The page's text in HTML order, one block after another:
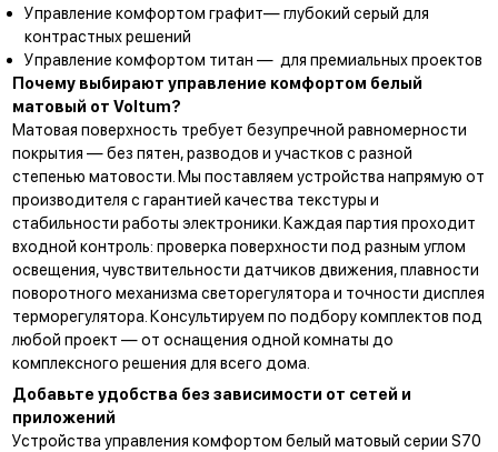
Управление комфортом графит— глубокий серый для
контрастных решений
Управление комфортом титан — для премиальных проектов
Почему выбирают управление комфортом белый
матовый от Voltum?
Матовая поверхность требует безупречной равномерности
покрытия — без пятен, разводов и участков с разной
степенью матовости. Мы поставляем устройства напрямую от
производителя с гарантией качества текстуры и
стабильности работы электроники. Каждая партия проходит
входной контроль: проверка поверхности под разным углом
освещения, чувствительности датчиков движения, плавности
поворотного механизма светорегулятора и точности дисплея
терморегулятора. Консультируем по подбору комплектов под
любой проект — от оснащения одной комнаты до
комплексного решения для всего дома.
Добавьте удобства без зависимости от сетей и
приложений
Устройства управления комфортом белый матовый серии S70